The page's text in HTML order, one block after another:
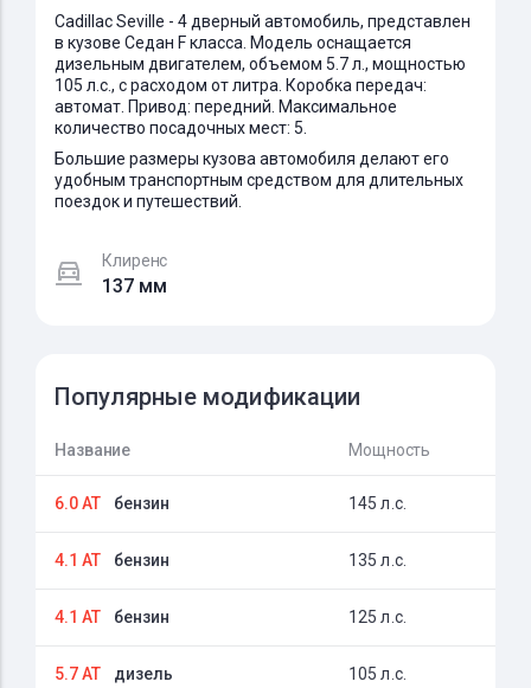
Cadillac Seville - 4 дверный автомобиль, представлен
в кузове Седан F класса. Модель оснащается
дизельным двигателем, объемом 5.7 л., мощностью
105 л.с., с расходом от литра. Коробка передач:
автомат. Привод: передний. Максимальное
количество посадочных мест: 5.
Большие размеры кузова автомобиля делают его
удобным транспортным средством для длительных
поездок и путешествий.
Клиренс
137 мм
Популярные модификации
Название Мощность
6.0 AT бензин 145 л.с.
4.1 AT бензин 135 л.с.
4.1 AT бензин 125 л.с.
5.7 AT дизель 105 л.с.